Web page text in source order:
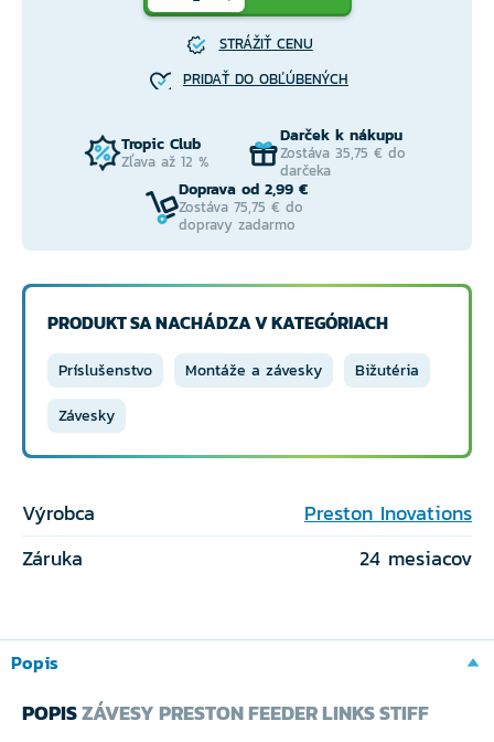
STRÁŽIŤ CENU
PRIDAŤ DO OBĽÚBENÝCH
Tropic Club
Zľava až 12 %
Darček k nákupu
Zostáva 35,75 € do
darčeka
Doprava od 2,99 €
Zostáva 75,75 € do
dopravy zadarmo
PRODUKT SA NACHÁDZA V KATEGÓRIACH
Príslušenstvo Montáže a závesky
Bižutéria
Závesky
Výrobca
Preston Inovations
Záruka
24 mesiacov
Popis
POPISZÁVESY PRESTON FEEDER LINKS STIFF